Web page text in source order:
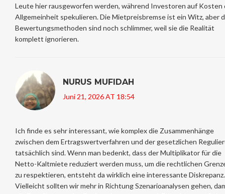
Leute hier rausgeworfen werden, während Investoren auf Kosten
Allgemeinheit spekulieren. Die Mietpreisbremse ist ein Witz, aber
Bewertungsmethoden sind noch schlimmer, weil sie die Realität
komplett ignorieren.
NURUS MUFIDAH
Juni 21, 2026 AT 18:54
Ich finde es sehr interessant, wie komplex die Zusammenhänge
zwischen dem Ertragswertverfahren und der gesetzlichen
tatsächlich sind. Wenn man bedenkt, dass der Multiplikator für die
Netto-Kaltmiete reduziert werden muss, um die rechtlichen
zu respektieren, entsteht da wirklich eine interessante Diskrepanz.
Vielleicht sollten wir mehr in Richtung Szenarioanalysen gehen,